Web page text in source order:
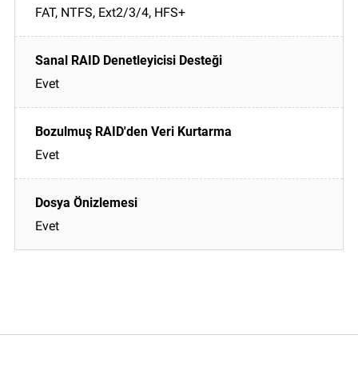
FAT, NTFS, Ext2/3/4, HFS+
Evet
Evet
Evet